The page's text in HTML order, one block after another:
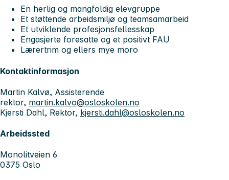
En herlig og mangfoldig elevgruppe
Et støttende arbeidsmiljø og teamsamarbeid
Et utviklende profesjonsfellesskap
Engasjerte foresatte og et positivt FAU
Lærertrim og ellers mye moro
Kontaktinformasjon
Martin Kalvø, Assisterende
rektor, martin.kalvo@osloskolen.no
Kjersti Dahl, Rektor, kjersti.dahl@osloskolen.no
Arbeidssted
Monolitveien 6
0375 Oslo